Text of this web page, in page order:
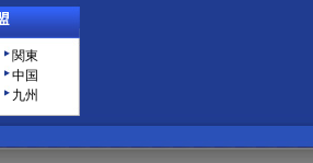
関東
中国
九州